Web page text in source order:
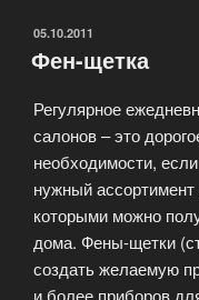
ОПУБЛИКОВАНО
05.10.2011
Фен-щетка
Регулярное
салонов – это
необходимости,
нужный
которыми можно
дома. Фены-щетки
создать желаемую
и более приборов